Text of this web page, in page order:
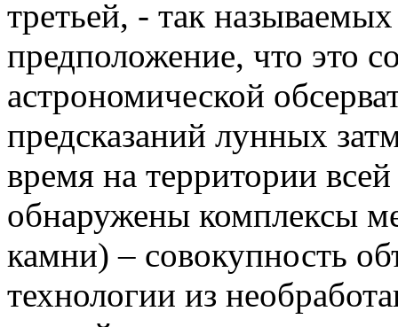
третьей, - так
предположение, что это
астрономической
предсказаний лунных
время на территории
обнаружены комплексы
камни) – совокупность
технологии из